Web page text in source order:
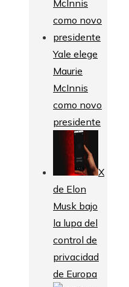
Yale elege
Maurie
McInnis
como novo
presidente
X
de Elon
Musk bajo
la lupa del
control de
privacidad
de Europa